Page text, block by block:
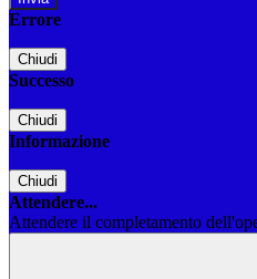
Errore
Chiudi
Successo
Chiudi
Informazione
Chiudi
Attendere...
Attendere il completamento